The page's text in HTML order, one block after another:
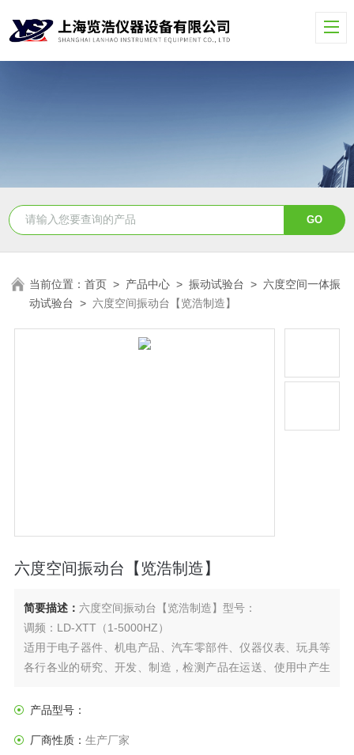
当前位置：首页 > 产品中心 >振动试验台 >六度空间一体振
动试验台 >六度空间振动台【览浩制造】
六度空间振动台【览浩制造】
简要描述： 六度空间振动台【览浩制造】型号：
调频：LD-XTT（1-5000HZ）
适用于电子器件、机电产品、汽车零部件、仪器仪表、玩具等
各行各业的研究、开发、制造，检测产品在运送、使用中产生
产品型号：
厂商性质： 生产厂家